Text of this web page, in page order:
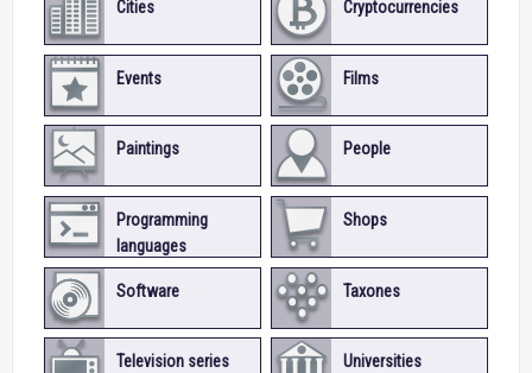
Cities Cryptocurrencies
Events Films
Paintings People
Programming
languages
Shops
Software Taxones
Television series Universities